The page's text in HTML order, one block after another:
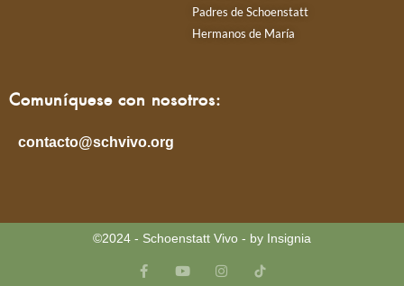
Padres de Schoenstatt
Hermanos de María
Comuníquese con nosotros:
contacto@schvivo.org
©2024 - Schoenstatt Vivo - by Insignia